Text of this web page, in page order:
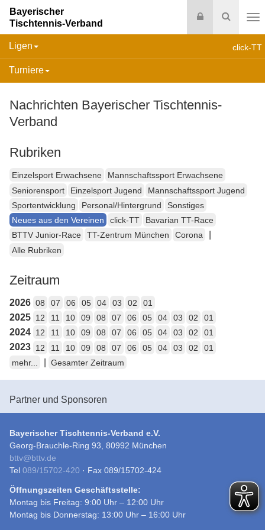
Suche
Login
Bayerischer
Tischtennis-Verband
click-TT
Ligen
Turniere
Nachrichten Bayerischer Tischtennis-
Verband
Rubriken
Einzelsport Erwachsene
Mannschaftssport Erwachsene
Seniorensport
Einzelsport Jugend
Mannschaftssport Jugend
Sportentwicklung
Personal/Hintergrund
Sonstiges
Neues aus den Vereinen
click-TT
Bavarian TT-Race
BTTV Junior-Race
TT-Zentrum München Corona
Alle Rubriken
Zeitraum
2026 08 07 06 05 04 03 02 01
2025 12 11 10 09 08 07 06 05 04 03 02 01
2024 12 11 10 09 08 07 06 05 04 03 02 01
2023 12 11 10 09 08 07 06 05 04 03 02
01
mehr...
Gesamter Zeitraum
Partner und Sponsoren
Bayerischer Tischtennis-Verband e.V.
Georg-Brauchle-Ring 93, 80992 München
bttv@bttv.de
Tel 089/15702-420 · Fax 089/15702-424
Öffnungszeiten Geschäftsstelle:
Montag bis Freitag: 9:00 Uhr – 12:00 Uhr
Montag bis Donnerstag: 13:00 Uhr – 16:00 Uhr